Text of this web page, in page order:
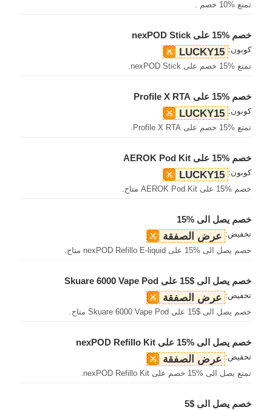
تمتع %10 خصم .
خصم %15 على nexPOD Stick
كوبون: LUCKY15
تمتع %15 خصم على nexPOD Stick.
خصم %15 على Profile X RTA
كوبون: LUCKY15
تمتع %15 خصم على Profile X RTA.
خصم %15 على AEROK Pod Kit
كوبون: LUCKY15
خصم %15 على AEROK Pod Kit متاح.
خصم يصل الى %15
تخفيض: عرض الصفقة
خصم يصل الى %15 على nexPOD Refillo E-liquid متاح.
خصم يصل الى $15 على Skuare 6000 Vape Pod
تخفيض: عرض الصفقة
خصم يصل الى $15 على Skuare 6000 Vape Pod متاح.
خصم يصل الى %15 على nexPOD Refillo Kit
تخفيض: عرض الصفقة
تمتع يصل الى %15 خصم على nexPOD Refillo Kit.
خصم يصل الى $5